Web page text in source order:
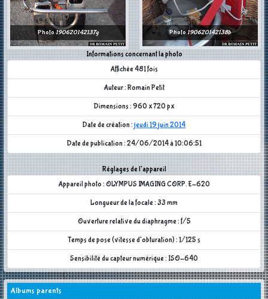
Photo 190620142137g
Informations concernant la photo
Affichée 481 fois
Auteur : Romain Petit
Dimensions : 960 x 720 px
Date de création : jeudi 19 juin 2014
Date de publication : 24/06/2014 à 10:06:51
Réglages de l'appareil
Appareil photo : OLYMPUS IMAGING CORP. E-620
Longueur de la focale : 33 mm
Ouverture relative du diaphragme : f/5
Temps de pose (vitesse d'obturation) : 1/125 s
Sensibilité du capteur numérique : ISO-640
Photo 190620142138b
Albums parents